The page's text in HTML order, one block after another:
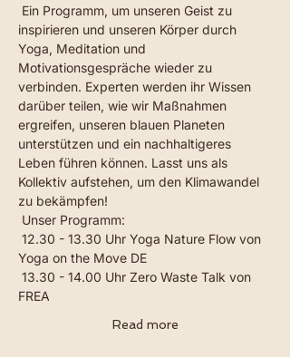
inspirieren und unseren Körper durch
Yoga, Meditation und
Motivationsgespräche wieder zu
verbinden. Experten werden ihr Wissen
darüber teilen, wie wir Maßnahmen
ergreifen, unseren blauen Planeten
unterstützen und ein nachhaltigeres
Leben führen können. Lasst uns als
Kollektiv aufstehen, um den Klimawandel
zu bekämpfen!
Unser Programm:
Yoga on the Move DE
13.30 - 14.00 Uhr Zero Waste Talk von
FREA
Read more